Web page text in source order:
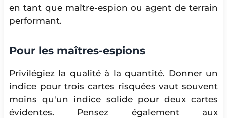
en tant que maître-espion ou agent de terrain
performant.
Pour les maîtres-espions
Privilégiez la qualité à la quantité. Donner un
indice pour trois cartes risquées vaut souvent
moins qu'un indice solide pour deux cartes
évidentes. Pensez également aux